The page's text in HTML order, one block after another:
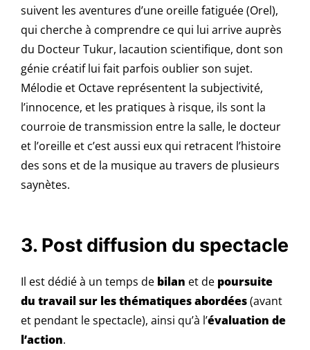
suivent les aventures d’une oreille fatiguée (Orel),
qui cherche à comprendre ce qui lui arrive auprès
du Docteur Tukur, lacaution scientifique, dont son
génie créatif lui fait parfois oublier son sujet.
Mélodie et Octave représentent la subjectivité,
l’innocence, et les pratiques à risque, ils sont la
courroie de transmission entre la salle, le docteur
et l’oreille et c’est aussi eux qui retracent l’histoire
des sons et de la musique au travers de plusieurs
saynètes.
3. Post diffusion du spectacle
Il est dédié à un temps de bilan et de poursuite
du travail sur les thématiques abordées(avant
et pendant le spectacle), ainsi qu’à l’évaluation de
l’action.